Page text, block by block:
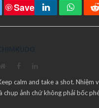
Save
LinkedIn
calm and take a shot. Nhiệm
chụp ảnh chứ không phải bốc